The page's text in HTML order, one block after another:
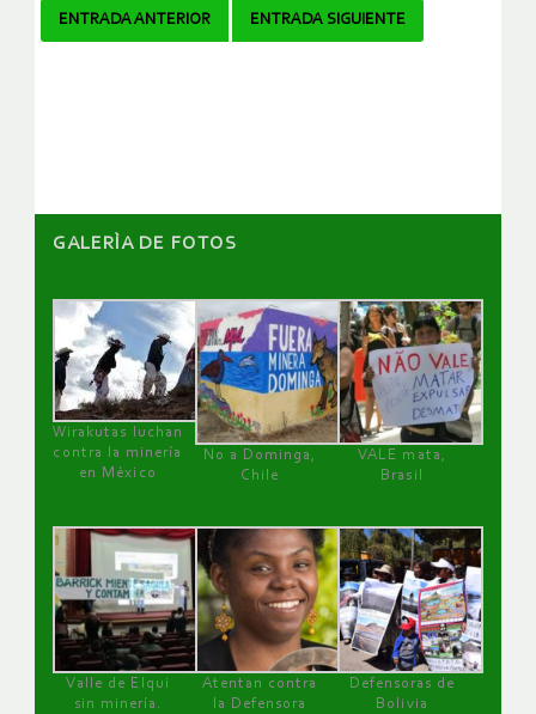
Navegador
ENTRADA ANTERIOR ENTRADA SIGUIENTE
GALERÌA DE FOTOS
Wirakutas luchan
contra la minería
en México
No a Dominga,
Chile
VALE mata,
Brasil
Valle de Elqui
sin minería.
Atentan contra
la Defensora
Defensoras de
Bolivia